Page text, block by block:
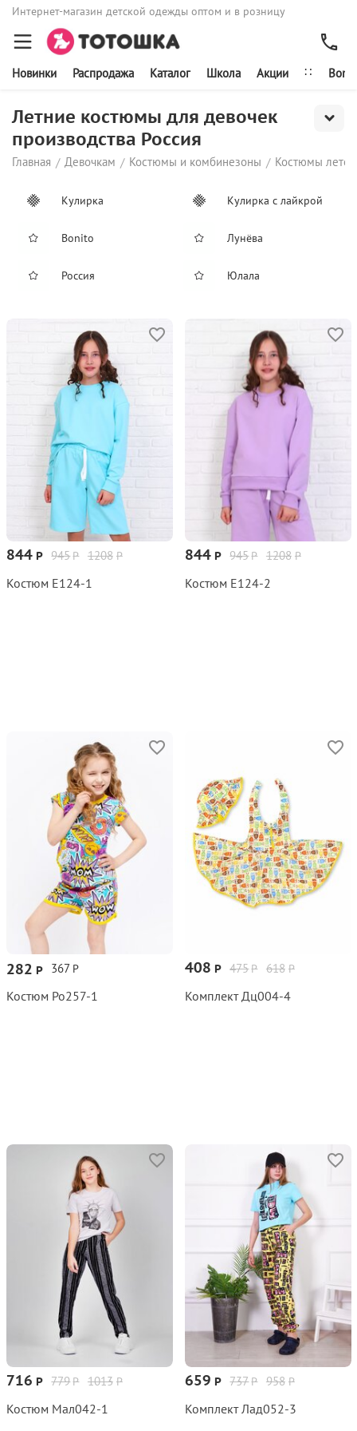
Интернет-магазин детской одежды оптом и в розницу
Новинки Распродажа Каталог Школа Акции ∷
Летние костюмы для девочек
производства Россия
Главная / Девочкам / Костюмы и комбинезоны / Костюмы лето
Кулирка Кулирка с лайкрой
Bonito Лунёва
Россия Юлала
1208 Р
945Р
844 Р
Костюм Е124‑1
1208 Р
945Р
844 Р
Костюм Е124‑2
367 Р
282 Р
Костюм Ро257‑1
618 Р
475Р
408 Р
Комплект Дц004‑4
1013 Р
779Р
716 Р
Костюм Мал042‑1
958 Р
737Р
659 Р
Комплект Лад052‑3